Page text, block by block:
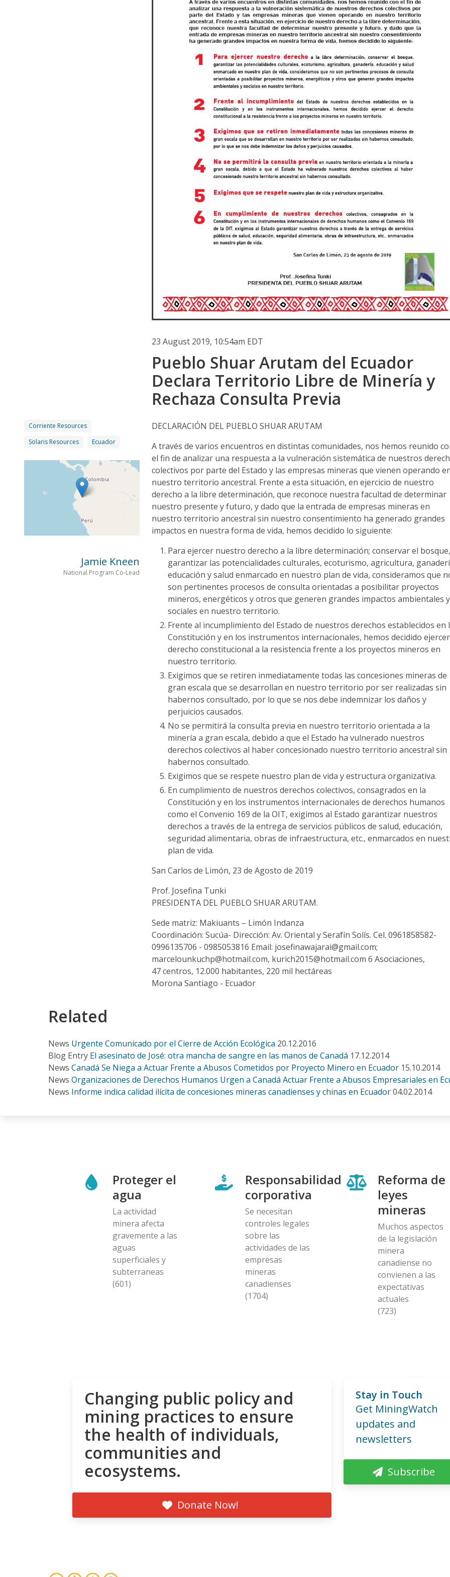
23 August 2019, 10:54am EDT
Pueblo Shuar Arutam del Ecuador
Declara Territorio Libre de Minería y
Rechaza Consulta Previa
Corriente Resources
Solaris Resources
Ecuador
Jamie Kneen
National Program Co-Lead
DECLARACIÓN DEL PUEBLO SHUAR ARUTAM
A través de varios encuentros en distintas comunidades, nos hemos reunido
el fin de analizar una respuesta a la vulneración sistemática de nuestros
colectivos por parte del Estado y las empresas mineras que vienen operando
nuestro territorio ancestral. Frente a esta situación, en ejercicio de nuestro
derecho a la libre determinación, que reconoce nuestra facultad de determinar
nuestro presente y futuro, y dado que la entrada de empresas mineras en
nuestro territorio ancestral sin nuestro consentimiento ha generado grandes
impactos en nuestra forma de vida, hemos decidido lo siguiente:
Para ejercer nuestro derecho a la libre determinación; conservar el
garantizar las potencialidades culturales, ecoturismo, agricultura,
educación y salud enmarcado en nuestro plan de vida, consideramos que
son pertinentes procesos de consulta orientadas a posibilitar proyectos
mineros, energéticos y otros que generen grandes impactos ambientales y
sociales en nuestro territorio.
Frente al incumplimiento del Estado de nuestros derechos establecidos en
Constitución y en los instrumentos internacionales, hemos decidido
derecho constitucional a la resistencia frente a los proyectos mineros en
nuestro territorio.
Exigimos que se retiren inmediatamente todas las concesiones mineras de
gran escala que se desarrollan en nuestro territorio por ser realizadas sin
habernos consultado, por lo que se nos debe indemnizar los daños y
perjuicios causados.
No se permitirá la consulta previa en nuestro territorio orientada a la
minería a gran escala, debido a que el Estado ha vulnerado nuestros
derechos colectivos al haber concesionado nuestro territorio ancestral sin
habernos consultado.
Exigimos que se respete nuestro plan de vida y estructura organizativa.
En cumplimiento de nuestros derechos colectivos, consagrados en la
Constitución y en los instrumentos internacionales de derechos humanos
como el Convenio 169 de la OIT, exigimos al Estado garantizar nuestros
derechos a través de la entrega de servicios públicos de salud, educación,
seguridad alimentaria, obras de infraestructura, etc., enmarcados en
plan de vida.
San Carlos de Limón, 23 de Agosto de 2019
Prof. Josefina Tunki
PRESIDENTA DEL PUEBLO SHUAR ARUTAM.
Sede matriz: Makiuants – Limón Indanza
Coordinación: Sucúa- Dirección: Av. Oriental y Serafín Solís. Cel. 0961858582-
0996135706 - 0985053816 Email: josefinawajarai@gmail.com;
marcelounkuchp@hotmail.com, kurich2015@hotmail.com 6 Asociaciones,
47 centros, 12.000 habitantes, 220 mil hectáreas
Morona Santiago - Ecuador
Related
News Urgente Comunicado por el Cierre de Acción Ecológica 20.12.2016
Blog Entry El asesinato de José: otra mancha de sangre en las manos de Canadá 17.12.2014
News Canadá Se Niega a Actuar Frente a Abusos Cometidos por Proyecto Minero en Ecuador 15.10.2014
News Organizaciones de Derechos Humanos Urgen a Canadá Actuar Frente a Abusos Empresariales en
News Informe indica calidad ilícita de concesiones mineras canadienses y chinas en Ecuador04.02.2014
Proteger el
agua
La actividad
minera afecta
gravemente a las
aguas
superficiales y
subterraneas
(601)
Responsabilidad
corporativa
Se necesitan
controles legales
sobre las
actividades de las
empresas
mineras
canadienses
(1704)
Reforma de
leyes
mineras
Muchos aspectos
de la legislación
minera
canadiense no
convienen a las
expectativas
actuales
(723)
Changing public policy and
mining practices to ensure
the health of individuals,
communities and
ecosystems.
Donate Now!
Stay in Touch
Get MiningWatch
updates and
newsletters
Subscribe